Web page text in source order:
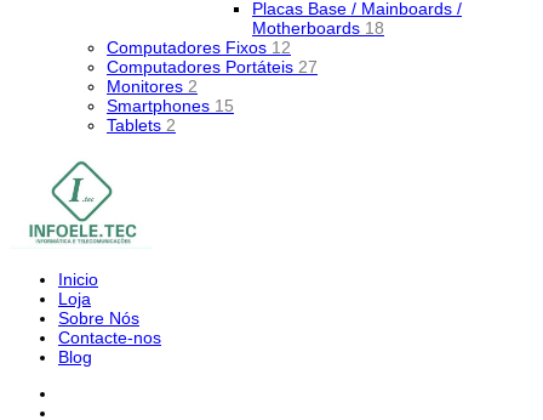
Placas Base / Mainboards /
Motherboards 18
Computadores Fixos 12
Computadores Portáteis 27
Monitores 2
Smartphones 15
Tablets 2
Inicio
Loja
Sobre Nós
Contacte-nos
Blog